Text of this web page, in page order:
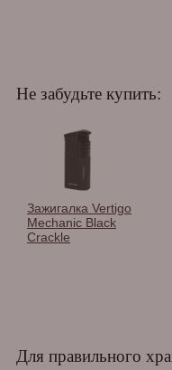
Не забудьте купить:
Зажигалка Vertigo
Mechanic Black
Crackle
Для правильного